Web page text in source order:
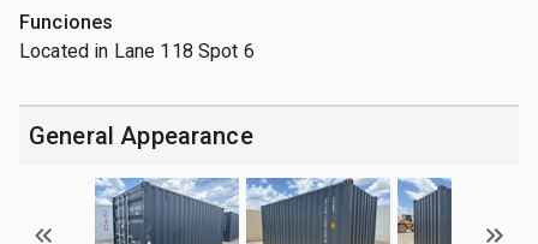
Funciones
Located in Lane 118 Spot 6
General Appearance